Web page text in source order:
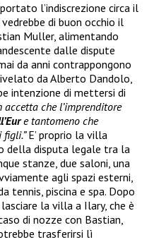
l’indiscrezione circa il
di buon occhio il
Muller, alimentando
dalle dispute
da anni contrappongono
da Alberto Dandolo,
intenzione di mettersi di
accetta che l’imprenditore
e tantomeno che
figli.”E’ proprio la villa
della disputa legale tra la
stanze, due saloni, una
agli spazi esterni,
tennis, piscina e spa. Dopo
la villa a Ilary, che è
di nozze con Bastian,
trasferirsi lì